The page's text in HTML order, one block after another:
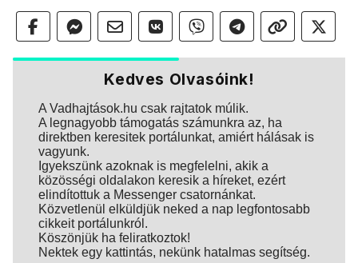
Kedves Olvasóink!
A Vadhajtások.hu csak rajtatok múlik.
A legnagyobb támogatás számunkra az, ha
direktben keresitek portálunkat, amiért hálásak is
vagyunk.
Igyekszünk azoknak is megfelelni, akik a
közösségi oldalakon keresik a híreket, ezért
elindítottuk a Messenger csatornánkat.
Közvetlenül elküldjük neked a nap legfontosabb
cikkeit portálunkról.
Köszönjük ha feliratkoztok!
Nektek egy kattintás, nekünk hatalmas segítség.